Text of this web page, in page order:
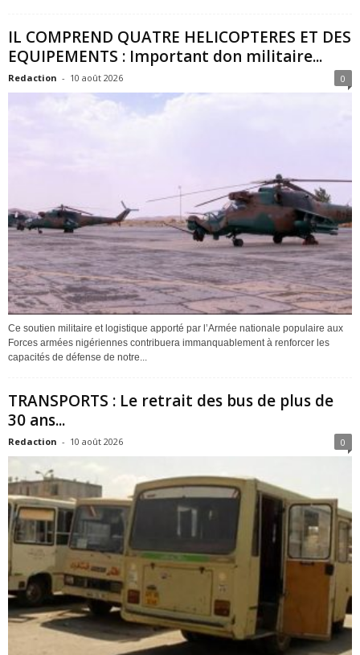
IL COMPREND QUATRE HELICOPTERES ET DES
EQUIPEMENTS : Important don militaire...
Redaction - 10 août 2026 0
Ce soutien militaire et logistique apporté par l’Armée nationale populaire aux
Forces armées nigériennes contribuera immanquablement à renforcer les
capacités de défense de notre...
TRANSPORTS : Le retrait des bus de plus de
30 ans...
Redaction - 10 août 2026 0